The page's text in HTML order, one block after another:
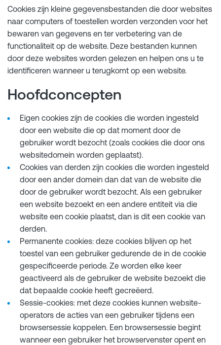
Cookies zijn kleine gegevensbestanden die door websites
naar computers of toestellen worden verzonden voor het
bewaren van gegevens en ter verbetering van de
functionaliteit op de website. Deze bestanden kunnen
door deze websites worden gelezen en helpen ons u te
identificeren wanneer u terugkomt op een website.
Hoofdconcepten
Eigen cookies zijn de cookies die worden ingesteld
door een website die op dat moment door de
gebruiker wordt bezocht (zoals cookies die door ons
websitedomein worden geplaatst).
Cookies van derden zijn cookies die worden ingesteld
door een ander domein dan dat van de website die
door de gebruiker wordt bezocht. Als een gebruiker
een website bezoekt en een andere entiteit via die
website een cookie plaatst, dan is dit een cookie van
derden.
Permanente cookies: deze cookies blijven op het
toestel van een gebruiker gedurende de in de cookie
gespecificeerde periode. Ze worden elke keer
geactiveerd als de gebruiker de website bezoekt die
dat bepaalde cookie heeft gecreëerd.
Sessie-cookies: met deze cookies kunnen website-
operators de acties van een gebruiker tijdens een
browsersessie koppelen. Een browsersessie begint
wanneer een gebruiker het browservenster opent en